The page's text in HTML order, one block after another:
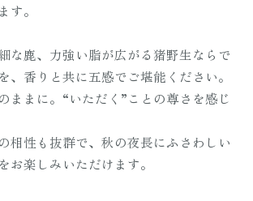
す。
な鹿、力強い脂が広がる猪野生ならで
、香りと共に五感でご堪能ください。
ままに。“いただく”ことの尊さを感じ
相性も抜群で、秋の夜長にふさわしい
お楽しみいただけます。